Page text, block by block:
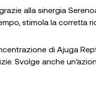
alla sinergia
stimola la corretta
di Ajuga
Svolge anche